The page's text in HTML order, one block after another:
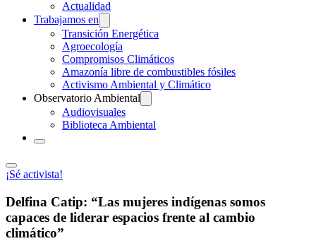
Actualidad
Trabajamos en
Transición Energética
Agroecología
Compromisos Climáticos
Amazonía libre de combustibles fósiles
Activismo Ambiental y Climático
Observatorio Ambiental
Audiovisuales
Biblioteca Ambiental
¡Sé activista!
Delfina Catip: “Las mujeres indígenas somos
capaces de liderar espacios frente al cambio
climático”